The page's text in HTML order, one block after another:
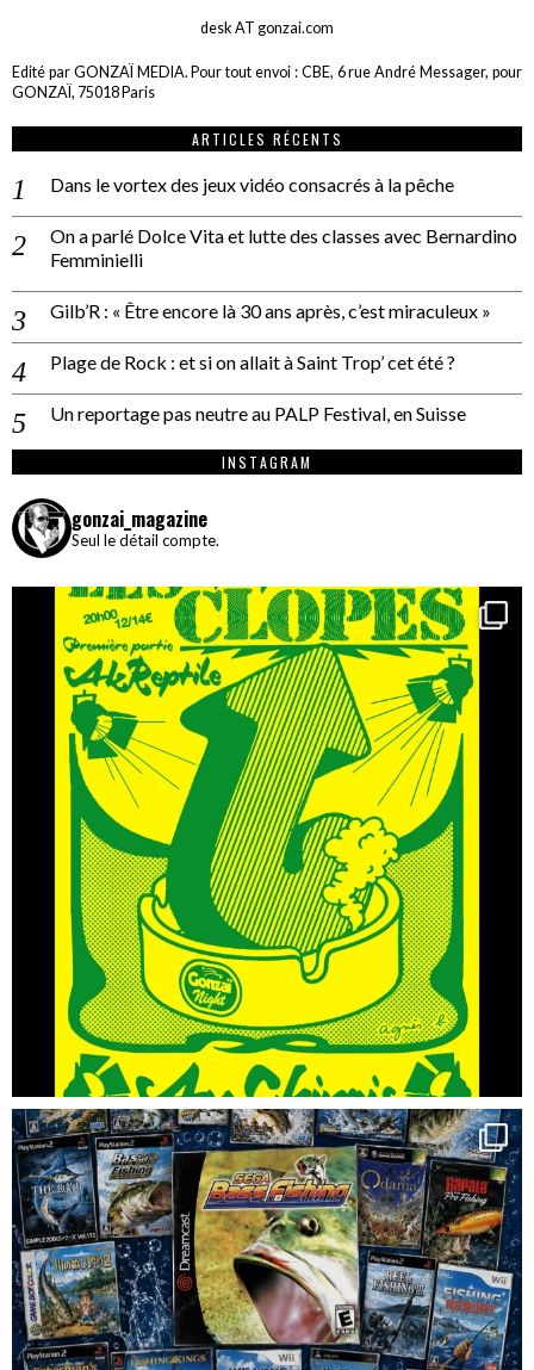
desk AT gonzai.com
Edité par GONZAÏ MEDIA. Pour tout envoi : CBE, 6 rue André Messager, pour
GONZAÏ, 75018 Paris
ARTICLES RÉCENTS
Dans le vortex des jeux vidéo consacrés à la pêche
On a parlé Dolce Vita et lutte des classes avec Bernardino
Femminielli
Gilb’R : « Être encore là 30 ans après, c’est miraculeux »
Plage de Rock : et si on allait à Saint Trop’ cet été ?
Un reportage pas neutre au PALP Festival, en Suisse
INSTAGRAM
gonzai_magazine
Seul le détail compte.